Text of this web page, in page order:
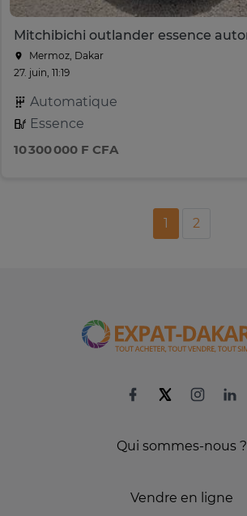
Mermoz, Dakar
27. juin, 11:19
Automatique
Essence
10 300 000 F CFA
1 2
Qui sommes-nous ?
Vendre en ligne